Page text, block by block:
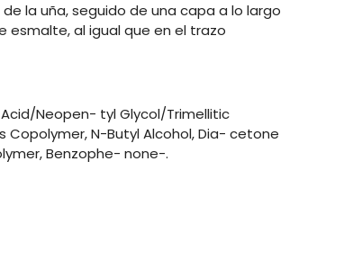
la uña, seguido de una capa a lo largo
esmalte, al igual que en el trazo
Neopen- tyl Glycol/Trimellitic
Copolymer, N-Butyl Alcohol, Dia- cetone
Benzophe- none-.